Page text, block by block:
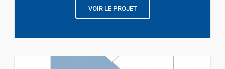
VOIR LE PROJET